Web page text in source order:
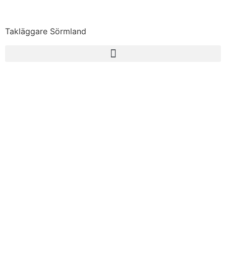
Takläggare Sörmland